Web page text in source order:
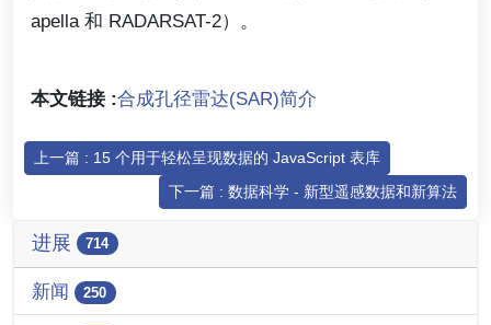
apella 和 RADARSAT-2）。
本文链接 :合成孔径雷达(SAR)简介
上一篇 : 15 个用于轻松呈现数据的 JavaScript 表库
下一篇 : 数据科学 - 新型遥感数据和新算法
进展 714
新闻 250